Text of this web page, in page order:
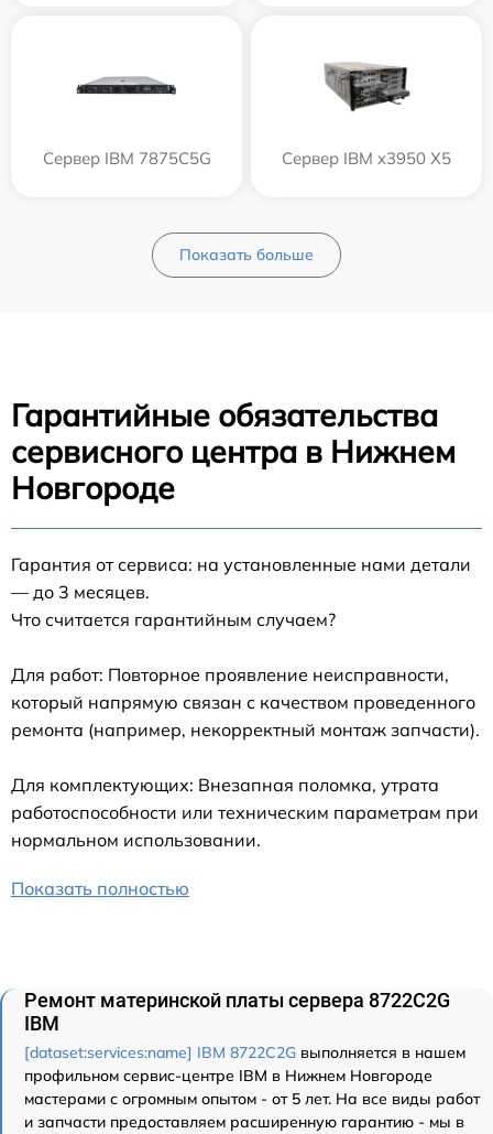
Сервер IBM 7875C5G Сервер IBM x3950 X5
Показать больше
Гарантийные обязательства
сервисного центра в Нижнем
Новгороде
Гарантия от сервиса: на установленные нами детали
— до 3 месяцев.
Что считается гарантийным случаем?
Для работ: Повторное проявление неисправности,
который напрямую связан с качеством проведенного
ремонта (например, некорректный монтаж запчасти).
Для комплектующих: Внезапная поломка, утрата
работоспособности или техническим параметрам при
нормальном использовании.
Показать полностью
Ремонт материнской платы сервера 8722C2G
IBM
[dataset:services:name] IBM 8722C2G выполняется в нашем
профильном сервис-центре IBM в Нижнем Новгороде
мастерами с огромным опытом - от 5 лет. На все виды работ
и запчасти предоставляем расширенную гарантию - мы в